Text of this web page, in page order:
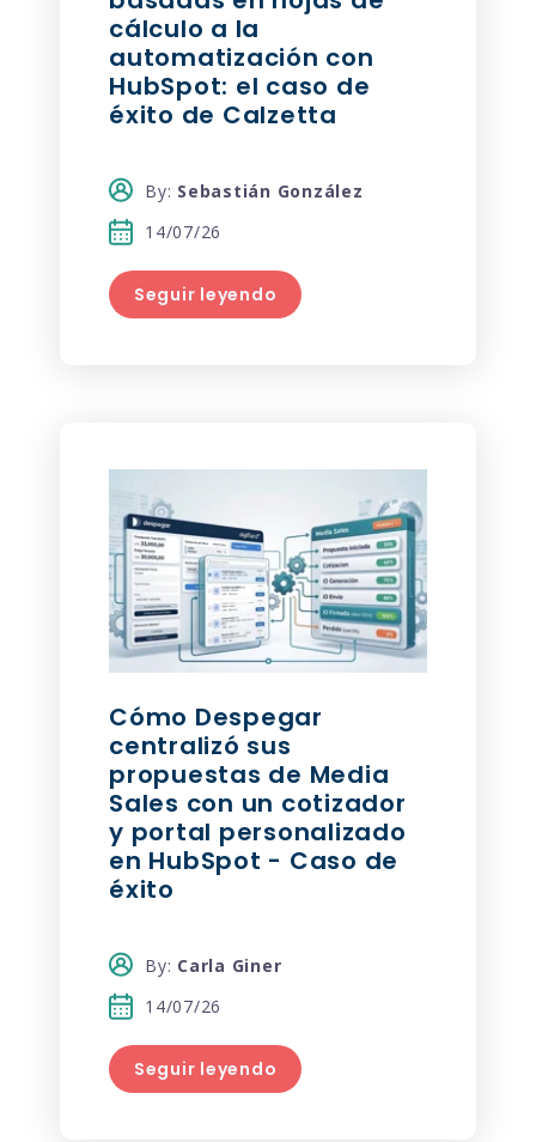
cálculo a la
automatización con
HubSpot: el caso de
éxito de Calzetta
By: Sebastián González
14/07/26
Seguir leyendo
Cómo Despegar
centralizó sus
propuestas de Media
Sales con un cotizador
y portal personalizado
en HubSpot - Caso de
éxito
By: Carla Giner
14/07/26
Seguir leyendo